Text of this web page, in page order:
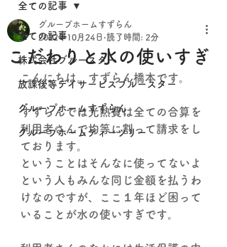
全ての記事
株式会社ブルースター
放課後等デイサービスブルースター
グループホームすずらん
グループホームティーツリー
全ての記事
こだわりと水の使いすぎ
グループホームすずらん
2022年10月24日 読了時間: 2分
こんにちは。すずらん橋本です。
すずらんでは光熱費は全ての合算を
利用者さんで均等に割って請求をし
ております。
ということはそんなに使ってないよ
という人もみんな同じ金額を払うわ
けなのですが、ここ１年ほど困って
いることが水の使いすぎです。